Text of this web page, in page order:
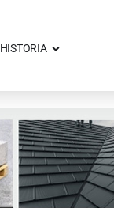
HISTORIA